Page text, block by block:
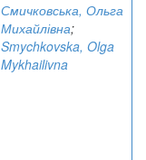
Смичковська, Ольга
Михайлівна;
Smychkovska, Olga
Mykhailivna